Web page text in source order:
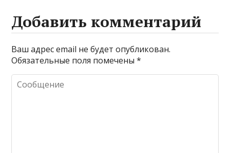
Добавить комментарий
Ваш адрес email не будет опубликован.
Обязательные поля помечены*